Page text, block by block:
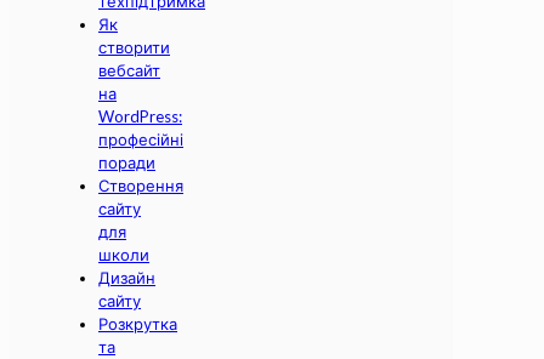
Як
створити
вебсайт
на
WordPress:
професійні
поради
Створення
сайту
для
школи
Дизайн
сайту
Розкрутка
та